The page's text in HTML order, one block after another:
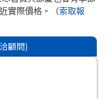
實際價格。（索取報
顧問)